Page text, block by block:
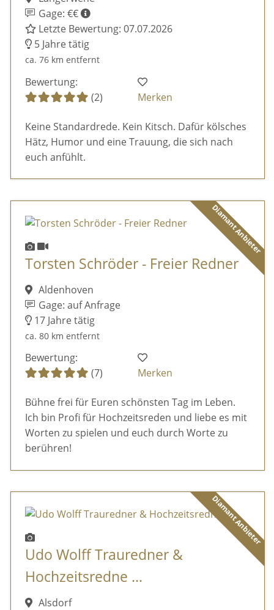
Gage: €€
Letzte Bewertung: 07.07.2026
5 Jahre tätig
ca. 76 km entfernt
Bewertung:
(2)
Merken
Keine Standardrede. Kein Kitsch. Dafür kölsches
Hätz, Humor und eine Trauung, die sich nach
euch anfühlt.
Diamant Anbieter
Torsten Schröder - Freier Redner
Aldenhoven
Gage: auf Anfrage
17 Jahre tätig
ca. 80 km entfernt
Bewertung:
(7)
Merken
Bühne frei für Euren schönsten Tag im Leben.
Ich bin Profi für Hochzeitsreden und liebe es mit
Worten zu spielen und euch durch Worte zu
berühren!
Diamant Anbieter
Udo Wolff Trauredner &
Hochzeitsredne ...
Alsdorf